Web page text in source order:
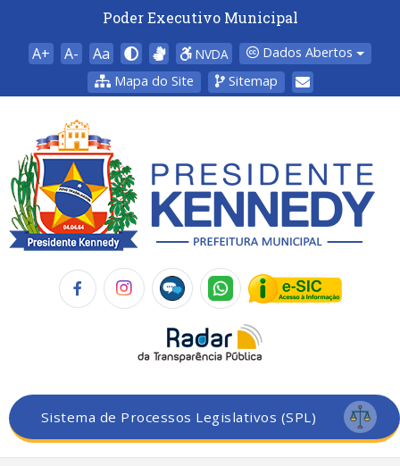
Poder Executivo Municipal
A+ A- Aa NVDA
Dados Abertos
Mapa do Site
Sitemap
Sistema de Processos Legislativos (SPL)